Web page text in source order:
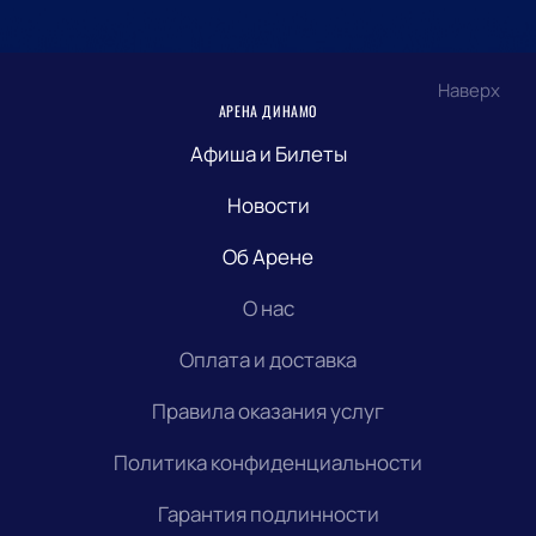
Наверх
АРЕНА ДИНАМО
Афиша и Билеты
Новости
Об Арене
О нас
Оплата и доставка
Правила оказания услуг
Политика конфиденциальности
Гарантия подлинности